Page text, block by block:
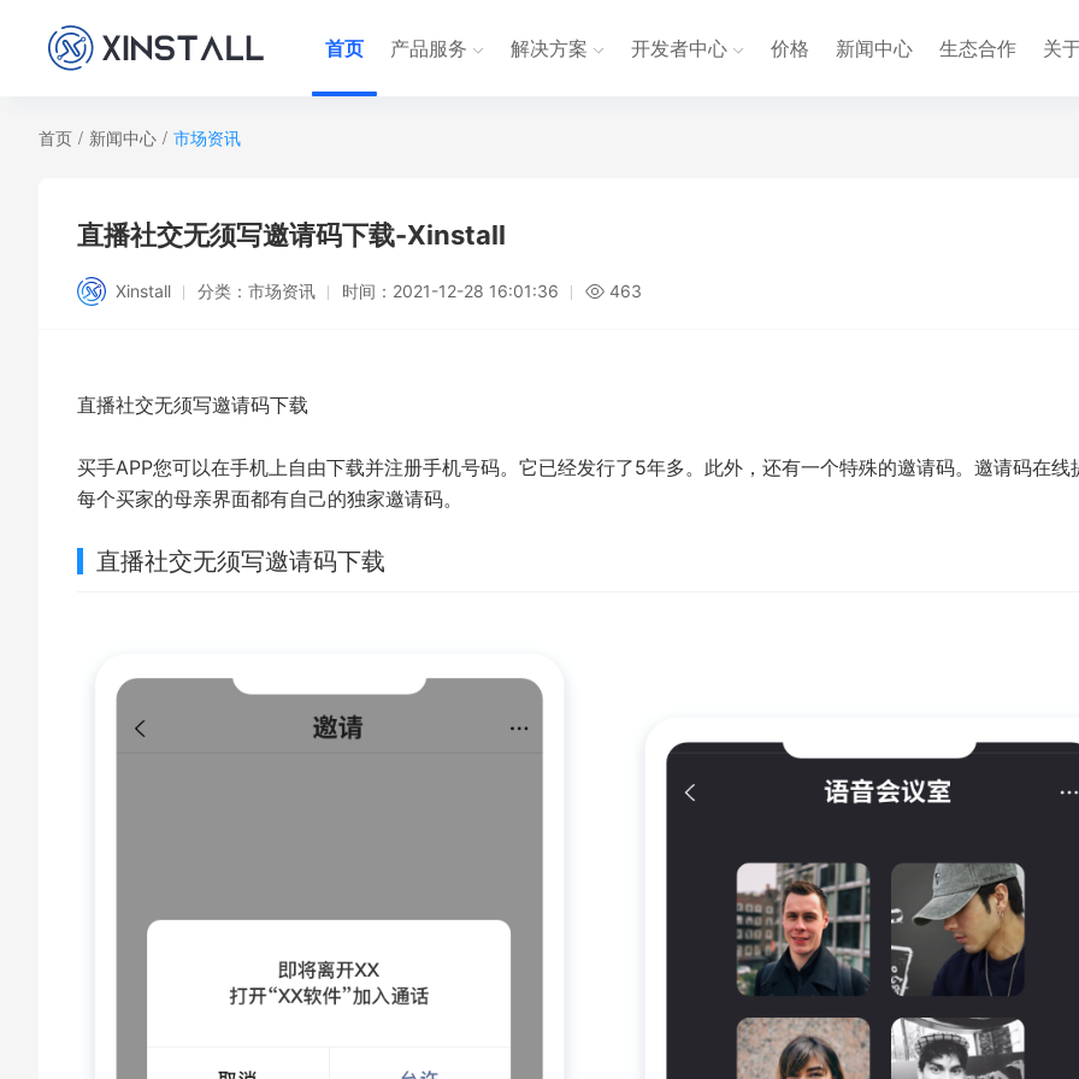
首页 产品服务 解决方案 开发者中心 价格 新闻中心 生态合作 关
首页 / 新闻中心 / 市场资讯
直播社交无须写邀请码下载-Xinstall
Xinstall 分类： 市场资讯 时间： 2021-12-28 16:01:36 463
直播社交无须写邀请码下载
买手APP您可以在手机上自由下载并注册手机号码。它已经发行了5年多。此外，还有一个特殊的邀请码。邀请码在线
每个买家的母亲界面都有自己的独家邀请码。
直播社交无须写邀请码下载